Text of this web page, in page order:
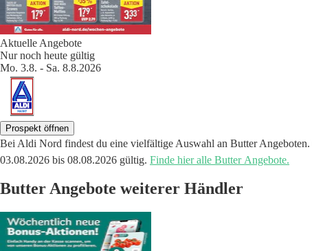
Aktuelle Angebote
Nur noch heute gültig
Mo. 3.8. - Sa. 8.8.2026
Prospekt öffnen
Bei Aldi Nord findest du eine vielfältige Auswahl an Butter Angeboten.
03.08.2026 bis 08.08.2026 gültig. Finde hier alle Butter Angebote.
Butter Angebote weiterer Händler